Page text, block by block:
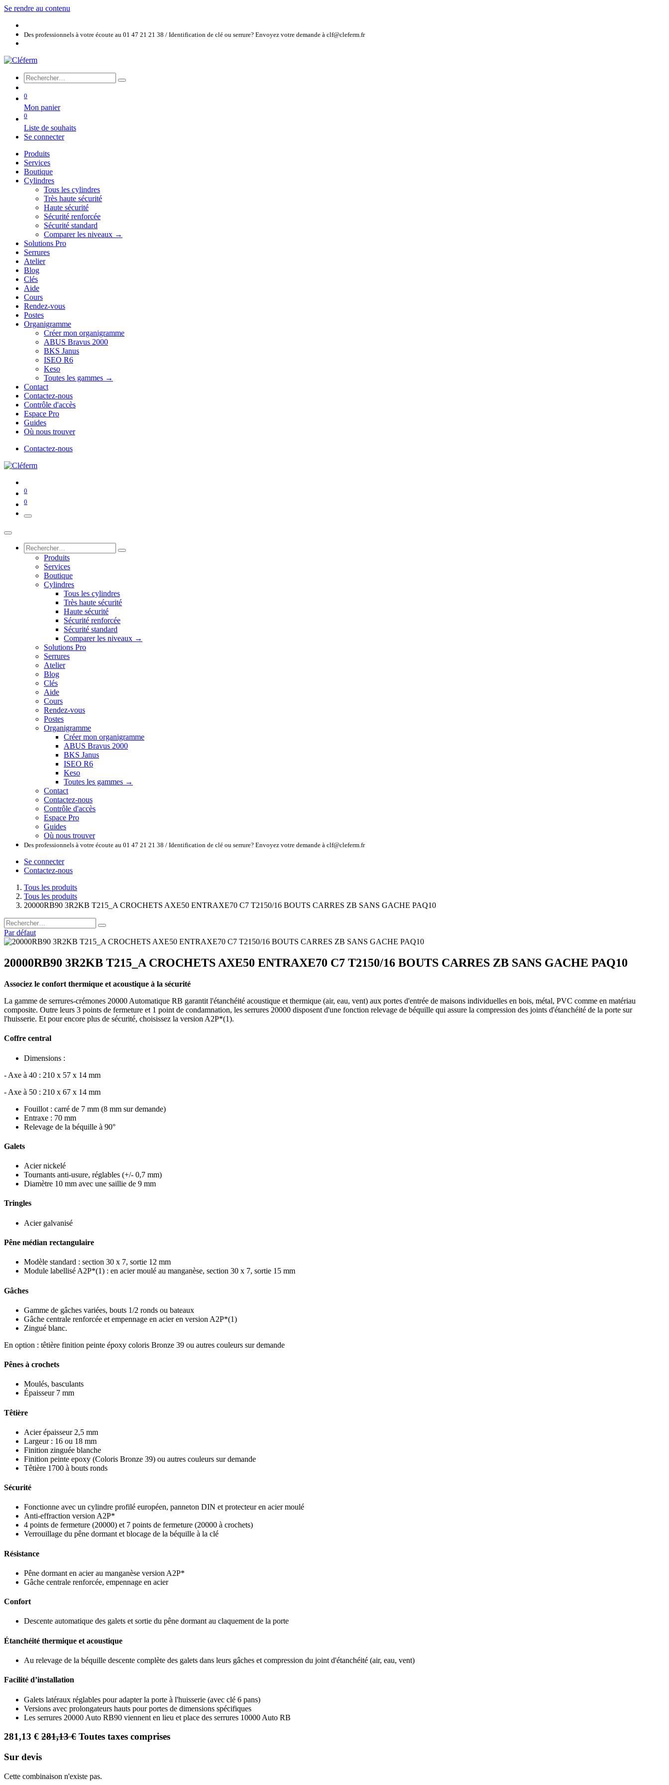
Se rendre au contenu
Des professionnels à votre écoute au 01 47 21 21 38 / Identification de clé ou serrure? Envoyez votre demande à clf@cleferm.fr
0
Mon panier
0
Liste de souhaits
Se connecter
Produits
Services
Boutique
Cylindres
Tous les cylindres
Très haute sécurité
Haute sécurité
Sécurité renforcée
Sécurité standard
Comparer les niveaux →
Solutions Pro
Serrures
Atelier
Blog
Clés
Aide
Cours
Rendez-vous
Postes
Organigramme
Créer mon organigramme
ABUS Bravus 2000
BKS Janus
ISEO R6
Keso
Toutes les gammes →
Contact
Contactez-nous
Contrôle d'accès
Espace Pro
Guides
Où nous trouver
Contactez-nous
0
0
Produits
Services
Boutique
Cylindres
Tous les cylindres
Très haute sécurité
Haute sécurité
Sécurité renforcée
Sécurité standard
Comparer les niveaux →
Solutions Pro
Serrures
Atelier
Blog
Clés
Aide
Cours
Rendez-vous
Postes
Organigramme
Créer mon organigramme
ABUS Bravus 2000
BKS Janus
ISEO R6
Keso
Toutes les gammes →
Contact
Contactez-nous
Contrôle d'accès
Espace Pro
Guides
Où nous trouver
Des professionnels à votre écoute au 01 47 21 21 38 / Identification de clé ou serrure? Envoyez votre demande à clf@cleferm.fr
Se connecter
Contactez-nous
Tous les produits
Tous les produits
20000RB90 3R2KB T215_A CROCHETS AXE50 ENTRAXE70 C7 T2150/16 BOUTS CARRES ZB SANS GACHE PAQ10
Par défaut
20000RB90 3R2KB T215_A CROCHETS AXE50 ENTRAXE70 C7 T2150/16 BOUTS CARRES ZB SANS GACHE PAQ10
Associez le confort thermique et acoustique à la sécurité
La gamme de serrures-crémones 20000 Automatique RB garantit l'étanchéité acoustique et thermique (air, eau, vent) aux portes d'entrée de maisons individuelles en bois, métal, PVC comme en matériau
composite. Outre leurs 3 points de fermeture et 1 point de condamnation, les serrures 20000 disposent d'une fonction relevage de béquille qui assure la compression des joints d'étanchéité de la porte sur
l'huisserie. Et pour encore plus de sécurité, choisissez la version A2P*(1).
Coffre central
Dimensions :
- Axe à 40 : 210 x 57 x 14 mm
- Axe à 50 : 210 x 67 x 14 mm
Fouillot : carré de 7 mm (8 mm sur demande)
Entraxe : 70 mm
Relevage de la béquille à 90°
Galets
Acier nickelé
Tournants anti-usure, réglables (+/- 0,7 mm)
Diamètre 10 mm avec une saillie de 9 mm
Tringles
Acier galvanisé
Pêne médian rectangulaire
Modèle standard : section 30 x 7, sortie 12 mm
Module labellisé A2P*(1) : en acier moulé au manganèse, section 30 x 7, sortie 15 mm
Gâches
Gamme de gâches variées, bouts 1/2 ronds ou bateaux
Gâche centrale renforcée et empennage en acier en version A2P*(1)
Zingué blanc.
En option : têtière finition peinte époxy coloris Bronze 39 ou autres couleurs sur demande
Pênes à crochets
Moulés, basculants
Épaisseur 7 mm
Têtière
Acier épaisseur 2,5 mm
Largeur : 16 ou 18 mm
Finition zinguée blanche
Finition peinte epoxy (Coloris Bronze 39) ou autres couleurs sur demande
Têtière 1700 à bouts ronds
Sécurité
Fonctionne avec un cylindre profilé européen, panneton DIN et protecteur en acier moulé
Anti-effraction version A2P*
4 points de fermeture (20000) et 7 points de fermeture (20000 à crochets)
Verrouillage du pêne dormant et blocage de la béquille à la clé
Résistance
Pêne dormant en acier au manganèse version A2P*
Gâche centrale renforcée, empennage en acier
Confort
Descente automatique des galets et sortie du pêne dormant au claquement de la porte
Étanchéité thermique et acoustique
Au relevage de la béquille descente complète des galets dans leurs gâches et compression du joint d'étanchéité (air, eau, vent)
Facilité d’installation
Galets latéraux réglables pour adapter la porte à l'huisserie (avec clé 6 pans)
Versions avec prolongateurs hauts pour portes de dimensions spécifiques
Les serrures 20000 Auto RB90 viennent en lieu et place des serrures 10000 Auto RB
281,13 € 281,13€ Toutes taxes comprises
Sur devis
Cette combinaison n'existe pas.